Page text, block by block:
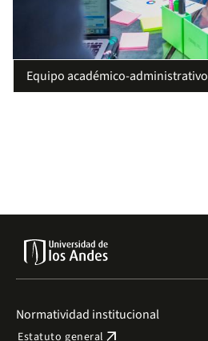
Equipo académico-administrativo
Normatividad institucional
Estatuto general arrow_outward